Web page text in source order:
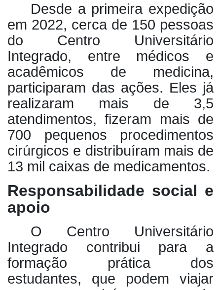
Desde a primeira expedição
em 2022, cerca de 150 pessoas
do Centro Universitário
Integrado, entre médicos e
acadêmicos de medicina,
participaram das ações. Eles já
realizaram mais de 3,5
atendimentos, fizeram mais de
700 pequenos procedimentos
cirúrgicos e distribuíram mais de
13 mil caixas de medicamentos.
Responsabilidade social e
apoio
O Centro Universitário
Integrado contribui para a
formação prática dos
estudantes, que podem viajar